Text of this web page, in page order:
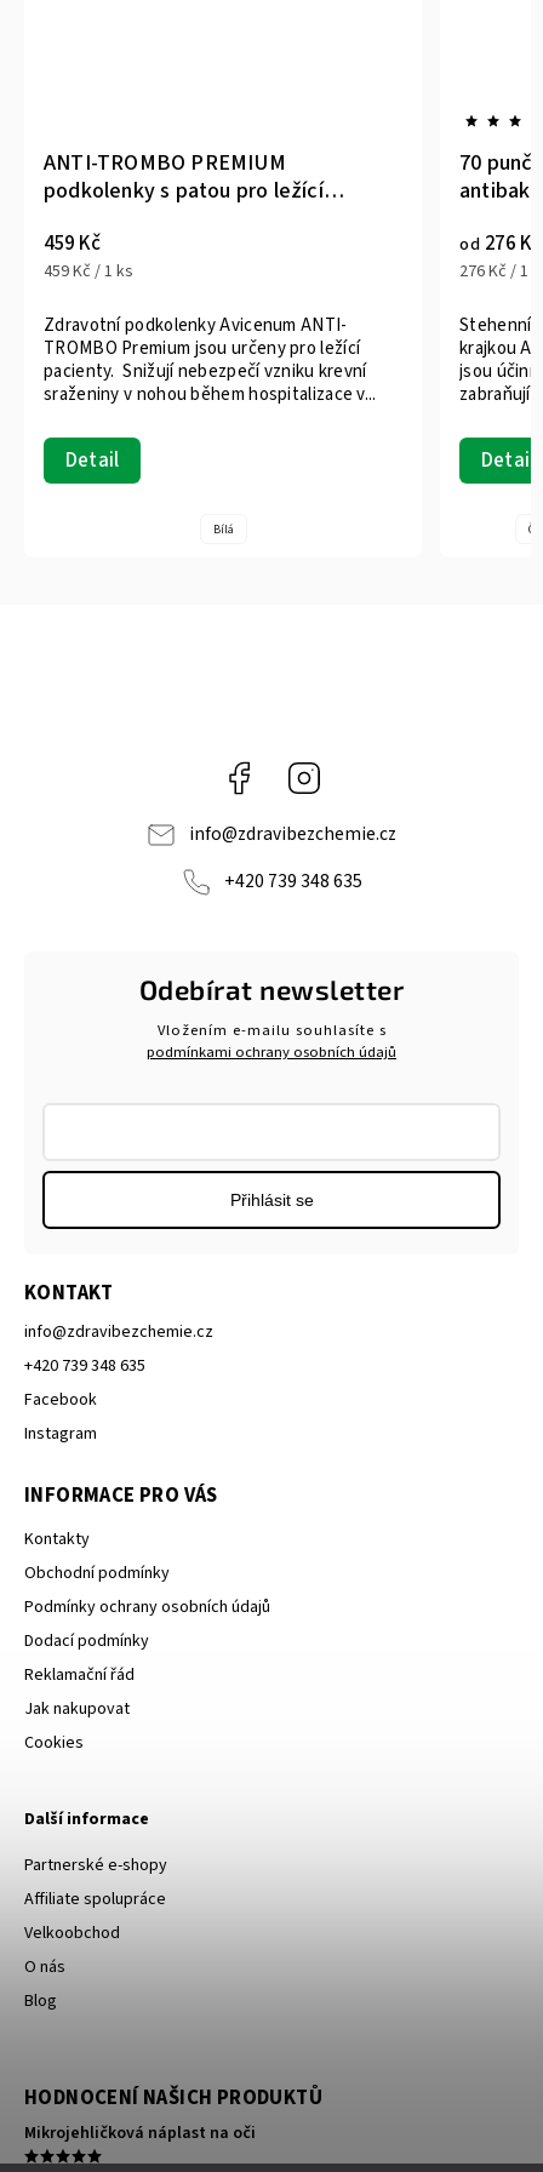
ležící
krevní
v...
70 punčochy samodržící
antibakteriální
Stehenní samodržící podpůrné punčochy s
krajkou Avicenum 70 zlepšují krevní oběh,
jsou účinnou prevencí tvorby křečových žil,
zabraňují vzniku občasných otoků a zmírňují...
Černá
Facebook
info@zdravibezchemie.cz
+420 739 348 635
KONTAKT
info@zdravibezchemie.cz
+420 739 348 635
Facebook
Instagram
INFORMACE PRO VÁS
Kontakty
Obchodní podmínky
Podmínky ochrany osobních údajů
Dodací podmínky
Reklamační řád
Jak nakupovat
Cookies
Odebírat newsletter
Vložením e-mailu souhlasíte s
podmínkami ochrany osobních údajů
Přihlásit se
Další informace
Partnerské e-shopy
Affiliate spolupráce
Velkoobchod
O nás
Blog
HODNOCENÍ NAŠICH PRODUKTŮ
Mikrojehličková náplast na oči